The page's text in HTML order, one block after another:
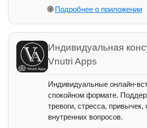
🌐Подробнее о приложении
Индивидуальная
Vnutri Apps
Индивидуальные онлайн-
спокойном формате.
тревоги, стресса, привычек,
внутренних вопросов.